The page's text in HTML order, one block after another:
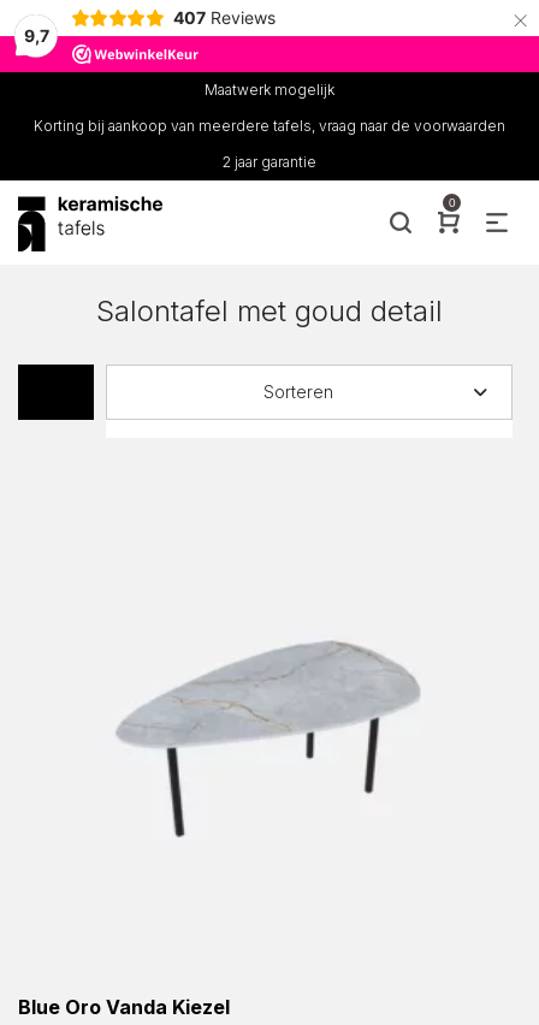
9,7
407 Reviews ×
Maatwerk mogelijk
Korting bij aankoop van meerdere tafels, vraag naar de voorwaarden
2 jaar garantie
0
Salontafel met goud detail
Sorteren
Blue Oro Vanda Kiezel